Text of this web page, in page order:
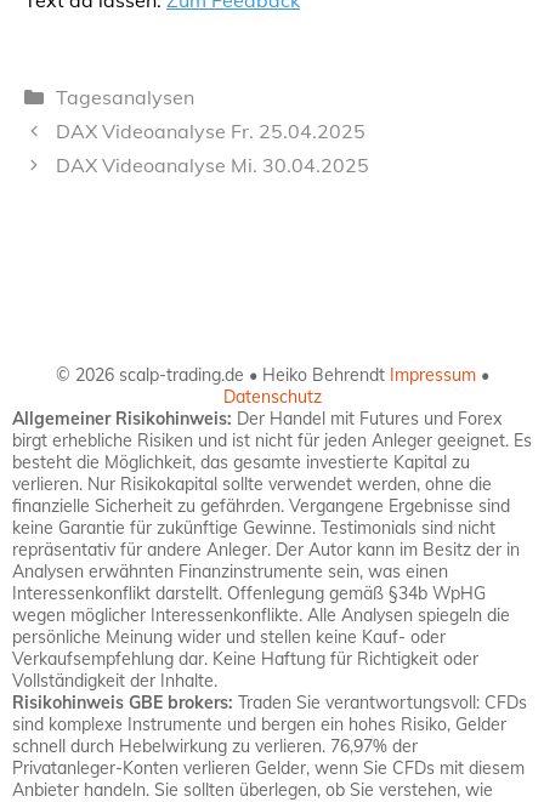
Kategorien
Tagesanalysen
DAX Videoanalyse Fr. 25.04.2025
DAX Videoanalyse Mi. 30.04.2025
© 2026 scalp-trading.de • Heiko Behrendt Impressum•
Datenschutz
Allgemeiner Risikohinweis: Der Handel mit Futures und Forex
birgt erhebliche Risiken und ist nicht für jeden Anleger geeignet. Es
besteht die Möglichkeit, das gesamte investierte Kapital zu
verlieren. Nur Risikokapital sollte verwendet werden, ohne die
finanzielle Sicherheit zu gefährden. Vergangene Ergebnisse sind
keine Garantie für zukünftige Gewinne. Testimonials sind nicht
repräsentativ für andere Anleger. Der Autor kann im Besitz der in
Analysen erwähnten Finanzinstrumente sein, was einen
Interessenkonflikt darstellt. Offenlegung gemäß §34b WpHG
wegen möglicher Interessenkonflikte. Alle Analysen spiegeln die
persönliche Meinung wider und stellen keine Kauf- oder
Verkaufsempfehlung dar. Keine Haftung für Richtigkeit oder
Vollständigkeit der Inhalte.
Risikohinweis GBE brokers: Traden Sie verantwortungsvoll: CFDs
sind komplexe Instrumente und bergen ein hohes Risiko, Gelder
schnell durch Hebelwirkung zu verlieren. 76,97% der
Privatanleger-Konten verlieren Gelder, wenn Sie CFDs mit diesem
Anbieter handeln. Sie sollten überlegen, ob Sie verstehen, wie